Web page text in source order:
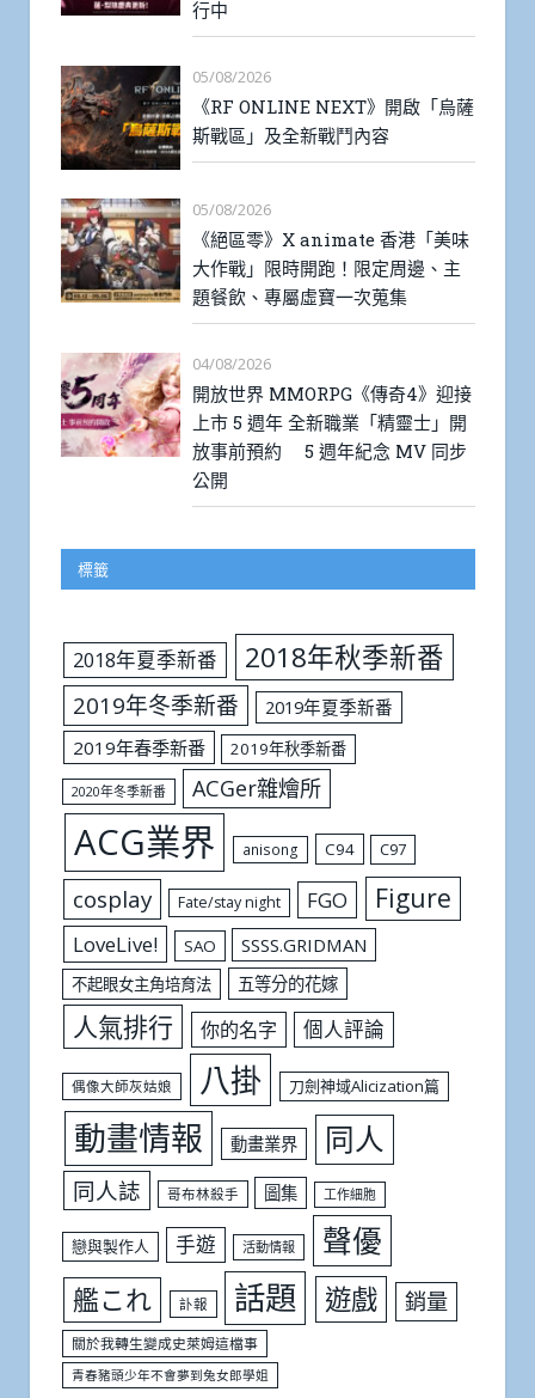
行中
05/08/2026
《RF ONLINE NEXT》開啟「烏薩
斯戰區」及全新戰鬥內容
05/08/2026
《絕區零》X animate 香港「美味
大作戰」限時開跑！限定周邊、主
題餐飲、專屬虛寶一次蒐集
04/08/2026
開放世界 MMORPG《傳奇4》迎接
上市 5 週年 全新職業「精靈士」開
放事前預約 5 週年紀念 MV 同步
公開
標籤
2018年夏季新番 2018年秋季新番
2019年冬季新番
2019年夏季新番
2019年春季新番
2019年秋季新番
2020年冬季新番 ACGer雜燴所
ACG業界 anisong C94 C97
cosplay Fate/stay night FGO Figure
LoveLive! SAO SSSS.GRIDMAN
不起眼女主角培育法 五等分的花嫁
人氣排行 你的名字 個人評論
偶像大師灰姑娘 八掛 刀劍神域Alicization篇
動畫情報 動畫業界 同人
同人誌 哥布林殺手 圖集 工作細胞
戀與製作人 手遊 活動情報 聲優
艦これ 訃報 話題 遊戲 銷量
關於我轉生變成史萊姆這檔事
青春豬頭少年不會夢到兔女郎學姐